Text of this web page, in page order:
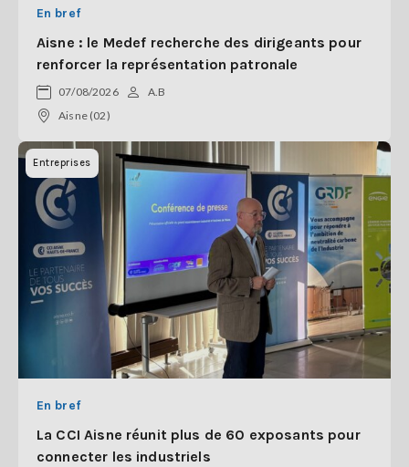
En bref
Aisne : le Medef recherche des dirigeants pour
renforcer la représentation patronale
07/08/2026
A.B
Aisne (02)
Entreprises
En bref
La CCI Aisne réunit plus de 60 exposants pour
connecter les industriels